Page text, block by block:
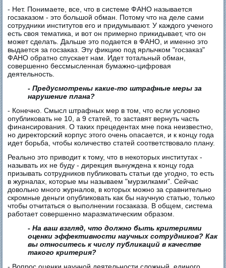
- Нет. Понимаете, все, что в системе ФАНО называется
госзаказом - это большой обман. Потому что на деле сами
сотрудники институтов его и придумывают. У каждого ученого
есть своя тематика, и вот он примерно прикидывает, что он
может сделать. Дальше это подается в ФАНО, и именно это
выдается за госзаказ. Эту фикцию под ярлычком "госзаказ"
ФАНО обратно спускает нам. Идет тотальный обман,
совершенно бессмысленная бумажно-цифровая
деятельность.
- Предусмотрены какие-то штрафные меры за
нарушение плана?
- Конечно. Смысл штрафных мер в том, что если условно
опубликовать не 10, а 9 статей, то заставят вернуть часть
финансирования. О таких прецедентах мне пока неизвестно,
но директорский корпус этого очень опасается, и к концу года
идет борьба, чтобы количество статей соответствовало плану.
Реально это приводит к тому, что в некоторых институтах -
называть их не буду - дирекция вынуждена к концу года
призывать сотрудников публиковать статьи где угодно, то есть
в журналах, которые мы называем "мурзилками". Сейчас
довольно много журналов, в которых можно за сравнительно
скромные деньги опубликовать как бы научную статью, только
чтобы отчитаться о выполнении госзаказа. В общем, система
работает совершенно маразматическим образом.
- На ваш взгляд, что должно быть критериями
оценки эффективности научных сотрудников? Как
вы относитесь к числу публикаций в качестве
такого критерия?